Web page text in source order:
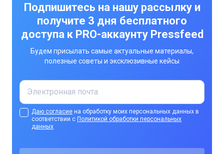
Подпишитесь на нашу рассылку и
получите 3 дня бесплатного
доступа к PRO-аккаунту Pressfeed
Будем присылать самые актуальные материалы,
полезные советы и эксклюзивные кейсы
Даю согласие на обработку моих персональных данных в
соответствии с Политикой обработки персональных
данных